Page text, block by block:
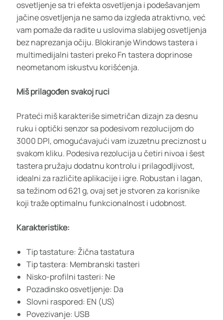
osvetljenje sa tri efekta osvetljenja i podešavanjem
jačine osvetljenja ne samo da izgleda atraktivno, već
vam pomaže da radite u uslovima slabijeg osvetljenja
bez naprezanja očiju. Blokiranje Windows tastera i
multimedijalni tasteri preko Fn tastera doprinose
neometanom iskustvu korišćenja.
Miš prilagođen svakoj ruci
Prateći miš karakteriše simetričan dizajn za desnu
ruku i optički senzor sa podesivom rezolucijom do
3000 DPI, omogućavajući vam izuzetnu preciznost u
svakom kliku. Podesiva rezolucija u četiri nivoa i šest
tastera pružaju dodatnu kontrolu i prilagodljivost,
idealni za različite aplikacije i igre. Robustan i lagan,
sa težinom od 621 g, ovaj set je stvoren za korisnike
koji traže optimalnu funkcionalnost i udobnost.
Karakteristike:
Tip tastature: Žična tastatura
Tip tastera: Membranski tasteri
Nisko-profilni tasteri: Ne
Pozadinsko osvetljenje: Da
Slovni raspored: EN (US)
Povezivanje: USB